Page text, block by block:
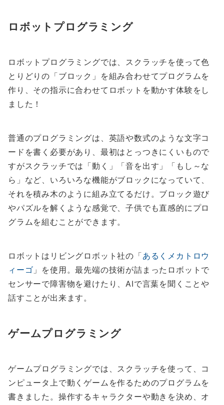
ロボットプログラミング
ロボットプログラミングでは、スクラッチを使って色
とりどりの「ブロック」を組み合わせてプログラムを
作り、その指示に合わせてロボットを動かす体験をし
ました！
普通のプログラミングは、英語や数式のような文字コ
ードを書く必要があり、最初はとっつきにくいもので
すがスクラッチでは「動く」「音を出す」「もし～な
ら」など、いろいろな機能がブロックになっていて、
それを積み木のように組み立てるだけ。ブロック遊び
やパズルを解くような感覚で、子供でも直感的にプロ
グラムを組むことができます。
ロボットはリビングロボット社の「あるくメカトロウ
ィーゴ 」を使用。最先端の技術が詰まったロボットで
センサーで障害物を避けたり、AIで言葉を聞くことや
話すことが出来ます。
ゲームプログラミング
ゲームプログラミングでは、スクラッチを使って、コ
ンピュータ上で動くゲームを作るためのプログラムを
書きました。操作するキャラクターや動きを決め、オ